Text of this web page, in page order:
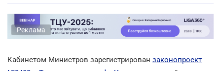
Реклама
Кабинетом Министров зарегистрирован законопроект